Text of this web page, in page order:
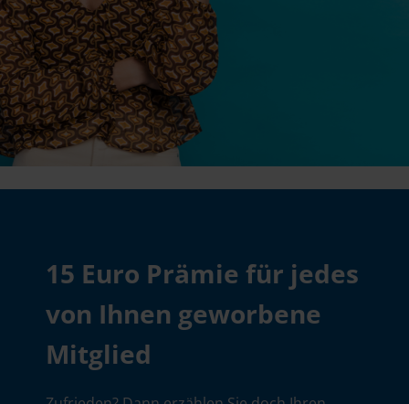
15 Euro Prämie für jedes
von Ihnen geworbene
Mitglied